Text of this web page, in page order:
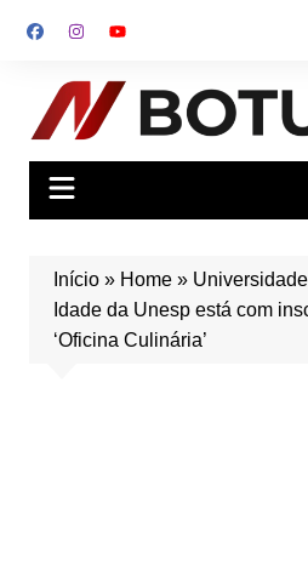
para
conteúdo
Início» Home»
Idade da Unesp está com
‘Oficina Culinária’